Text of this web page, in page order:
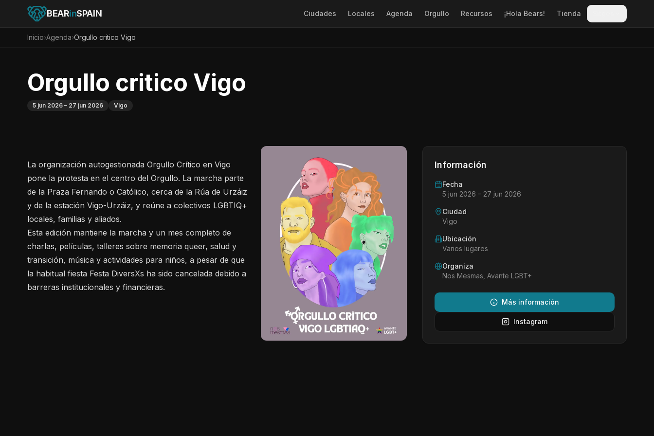
BEARinSPAIN Ciudades Locales Agenda Orgullo Recursos ¡Hola Bears! Tienda
Inicio›Agenda›Orgullo critico Vigo
Orgullo critico Vigo
5 jun 2026 – 27 jun 2026 Vigo
Información
Fecha
5 jun 2026 – 27 jun 2026
Ciudad
Vigo
Ubicación
Varios lugares
Organiza
Nos Mesmas, Avante LGBT+
Más información
Instagram
La organización autogestionada Orgullo Crítico en Vigo
pone la protesta en el centro del Orgullo. La marcha parte
de la Praza Fernando o Católico, cerca de la Rúa de Urzáiz
y de la estación Vigo-Urzáiz, y reúne a colectivos LGBTIQ+
locales, familias y aliados.
Esta edición mantiene la marcha y un mes completo de
charlas, películas, talleres sobre memoria queer, salud y
transición, música y actividades para niños, a pesar de que
la habitual fiesta Festa DiversXs ha sido cancelada debido a
barreras institucionales y financieras.